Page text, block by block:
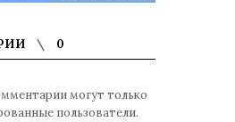
0
могут только
пользователи.